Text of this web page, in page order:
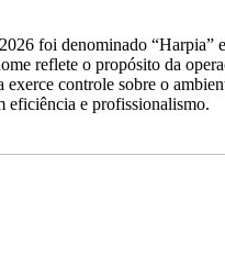
foi denominado “Harpia”
reflete o propósito da
controle sobre o
eficiência e profissionalismo.